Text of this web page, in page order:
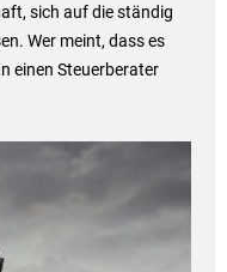
sich auf die ständig
Wer meint, dass es
einen Steuerberater